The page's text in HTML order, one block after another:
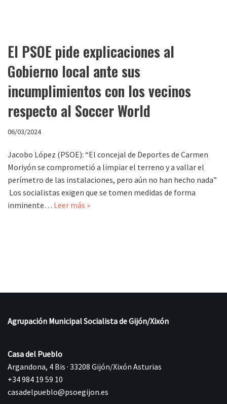
El PSOE pide explicaciones al
Gobierno local ante sus
incumplimientos con los vecinos
respecto al Soccer World
06/03/2024
Jacobo López (PSOE): “El concejal de Deportes de Carmen
Moriyón se comprometió a limpiar el terreno y a vallar el
perímetro de las instalaciones, pero aún no han hecho nada”
Los socialistas exigen que se tomen medidas de forma
inminente… Leer más »
Agrupación Municipal Socialista de Gijón/Xixón
Casa del Pueblo
Argandona, 4 Bis · 33208 Gijón/Xixón Asturias
+34 984 19 59 10
casadelpueblo@psoegijon.es